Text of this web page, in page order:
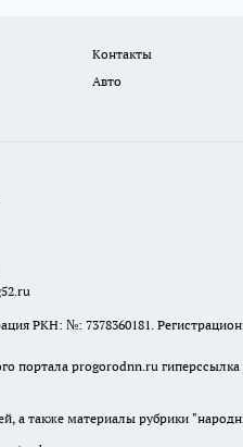
Контакты
Авто
РКН: №: 7378360181.
портала progorodnn.ru гиперссылка
а также материалы рубрики